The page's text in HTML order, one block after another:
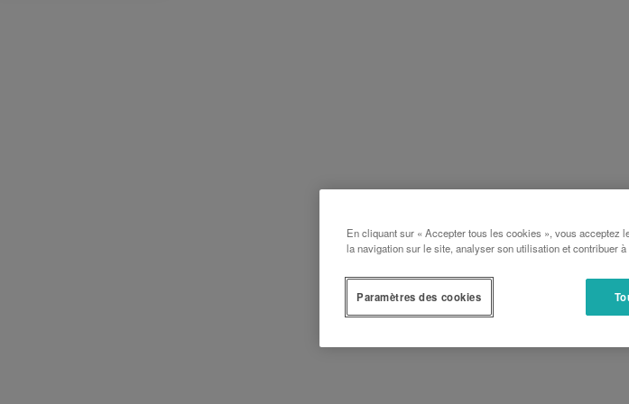
En cliquant sur « Accepter tous les cookies », vous acceptez
la navigation sur le site, analyser son utilisation et contribuer
Paramètres des cookies